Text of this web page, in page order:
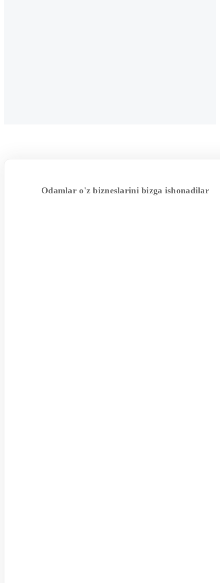
Odamlar o'z bizneslarini bizga ishonadilar